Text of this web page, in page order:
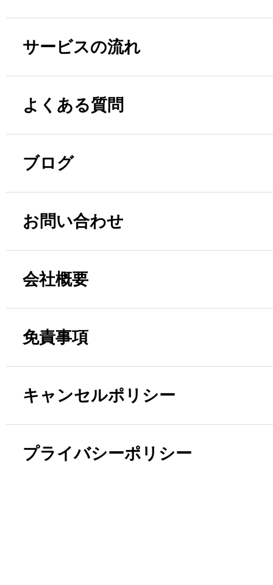
サービスの流れ
よくある質問
ブログ
お問い合わせ
会社概要
免責事項
キャンセルポリシー
プライバシーポリシー